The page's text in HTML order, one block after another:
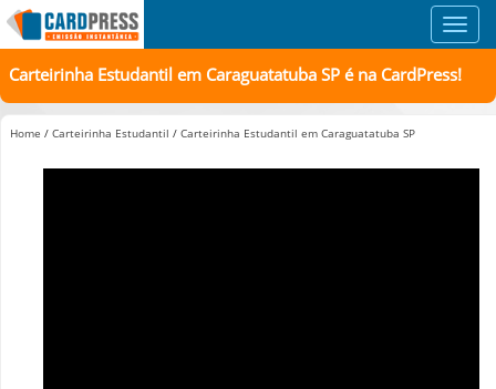
Carteirinha Estudantil em Caraguatatuba SP é na CardPress!
Home / Carteirinha Estudantil / Carteirinha Estudantil em Caraguatatuba SP